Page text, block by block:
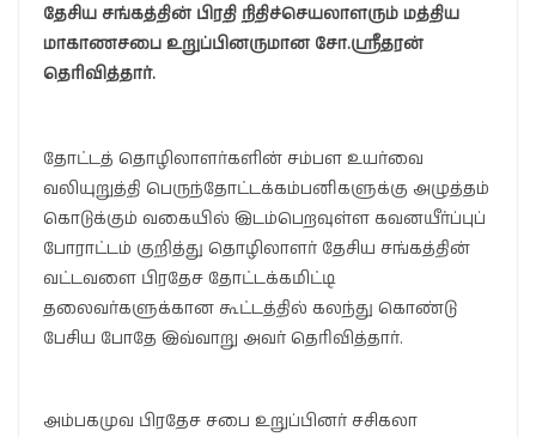
தேசிய சங்கத்தின் பிரதி நிதிச்செயலாளரும் மத்திய
மாகாணசபை உறுப்பினருமான சோ.ஸ்ரீதரன்
தெரிவித்தார்.
தோட்டத் தொழிலாளர்களின் சம்பள உயர்வை
வலியுறுத்தி பெருந்தோட்டக்கம்பனிகளுக்கு அழுத்தம்
கொடுக்கும் வகையில் இடம்பெறவுள்ள கவனயீர்ப்புப்
போராட்டம் குறித்து தொழிலாளர் தேசிய சங்கத்தின்
வட்டவளை பிரதேச தோட்டக்கமிட்டி
தலைவர்களுக்கான கூட்டத்தில் கலந்து கொண்டு
பேசிய போதே இவ்வாறு அவர் தெரிவித்தார்.
அம்பகமுவ பிரதேச சபை உறுப்பினர் சசிகலா